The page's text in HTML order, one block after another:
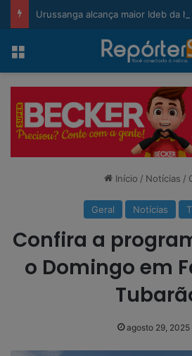
Menu
Início / Notícias /
Geral Notícias
Confira a
o Domingo em
agosto 29, 2025